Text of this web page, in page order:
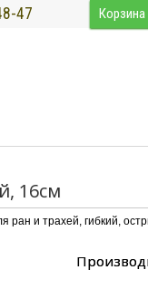
Корзина
47
16см
ран и трахей, гибкий,